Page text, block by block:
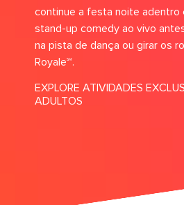
continue a festa noite adentro
stand-up comedy ao vivo
na pista de dança ou girar os
Royale℠.
EXPLORE ATIVIDADES
ADULTOS